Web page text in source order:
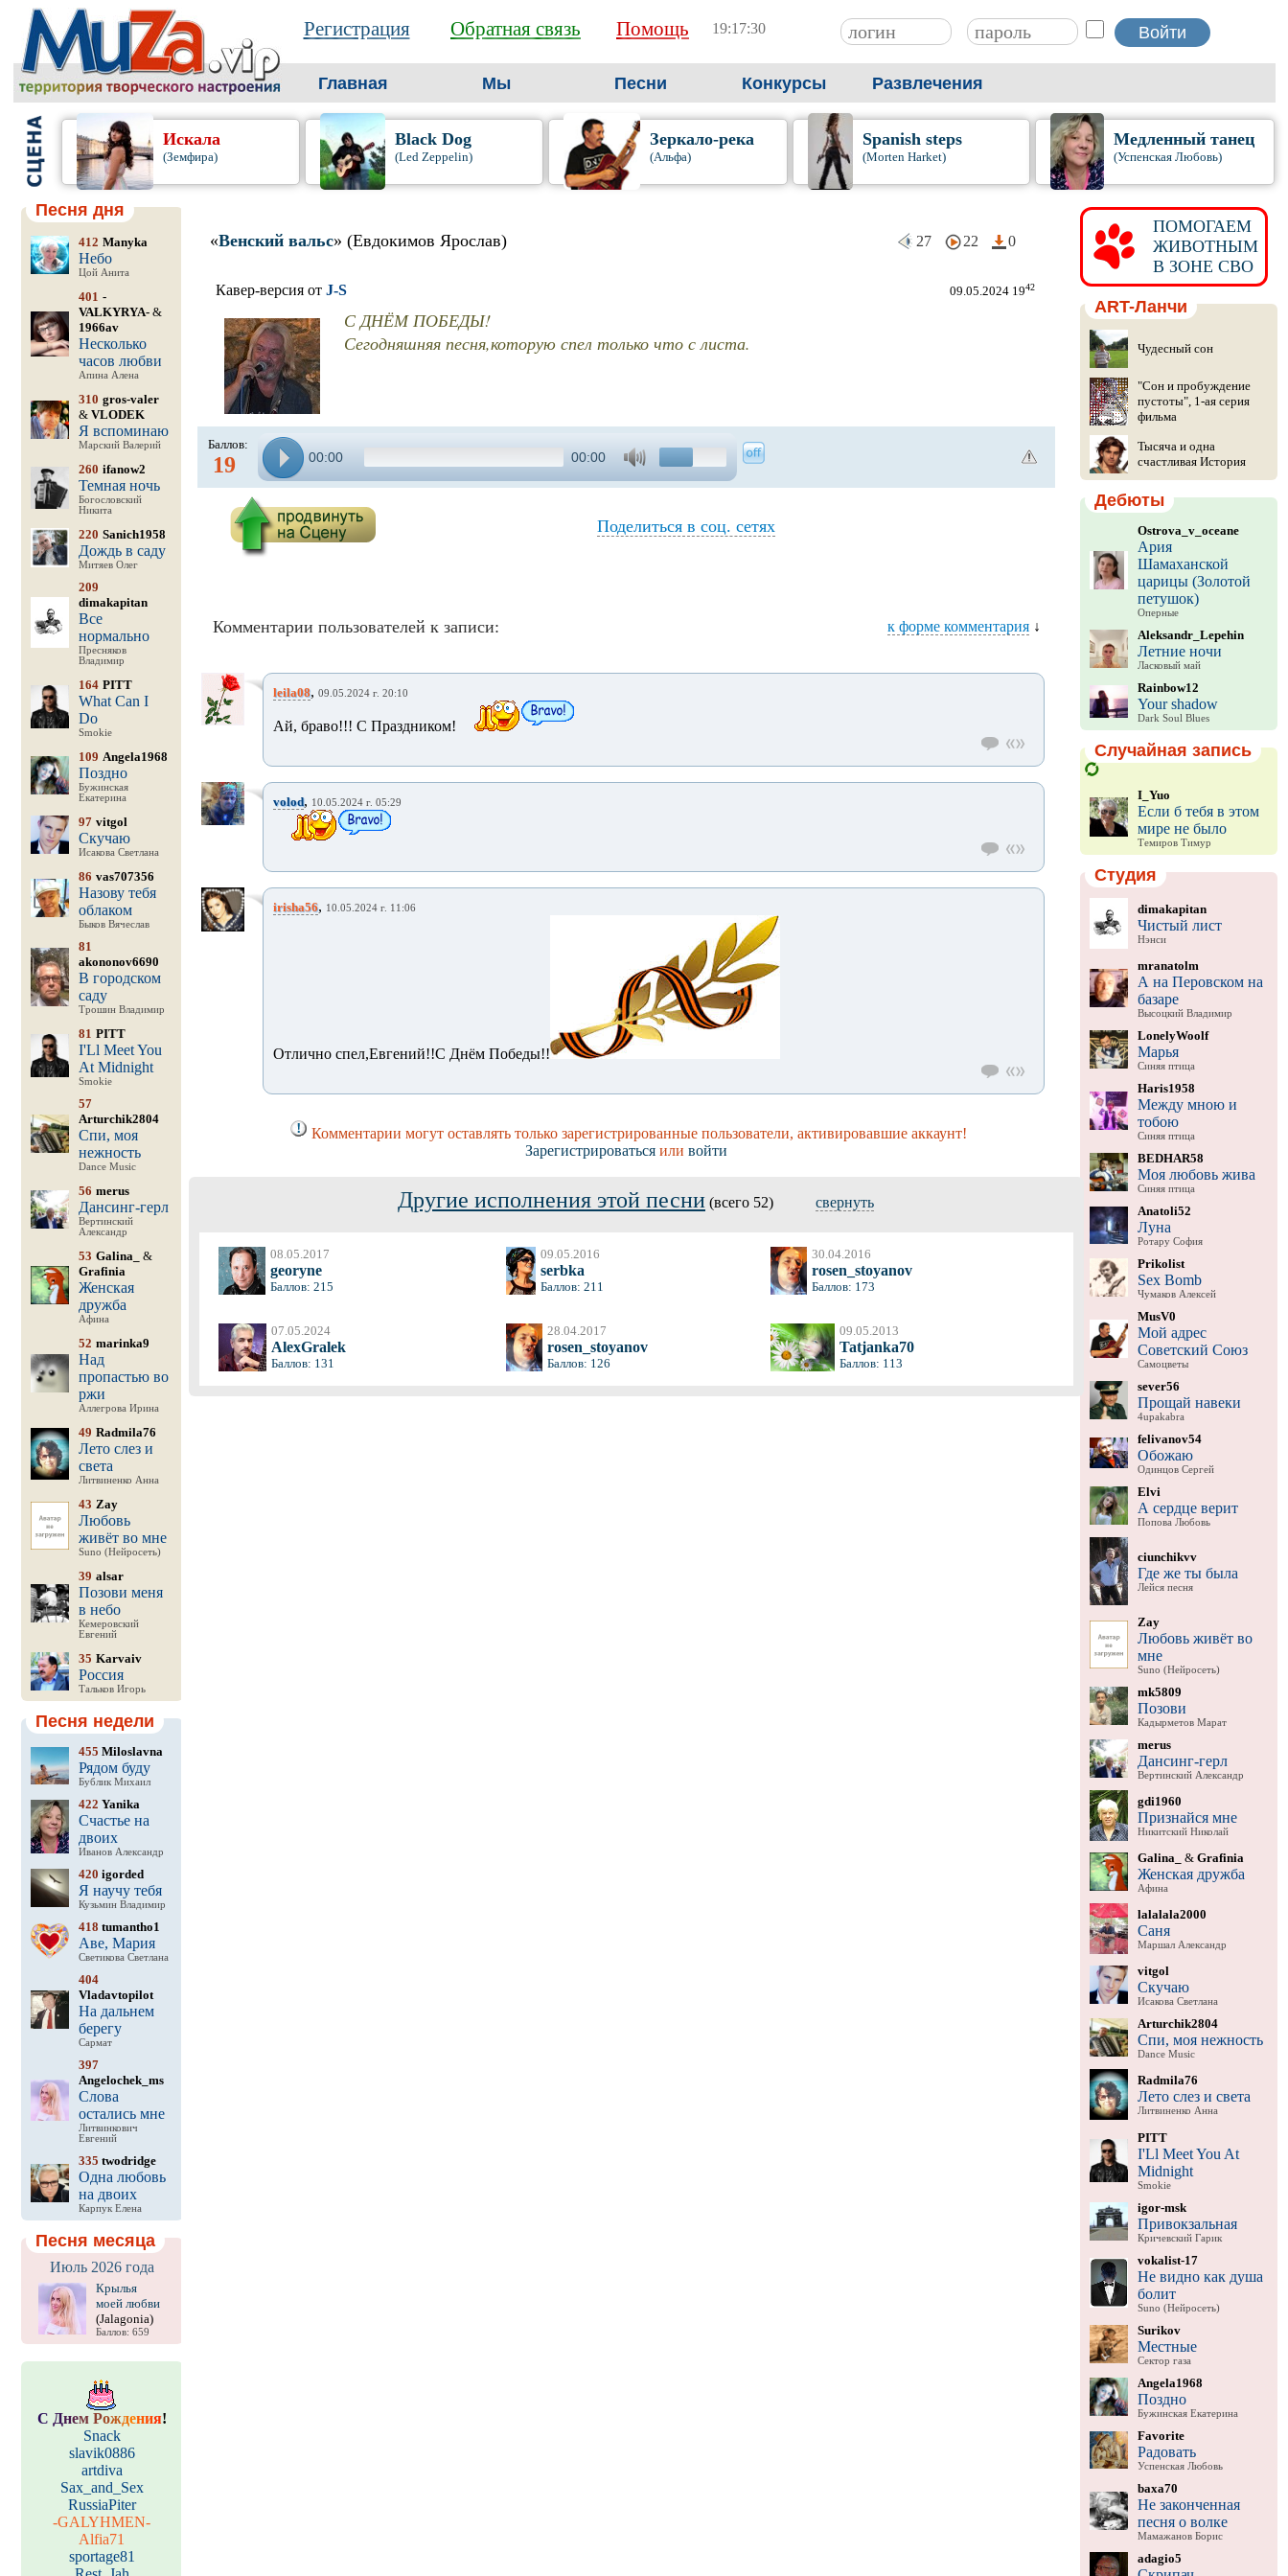
Регистрация Обратная связь Помощь 19:17:30
Главная Мы Песни Конкурсы Развлечения
Искала
(Земфира)
Black Dog
(Led Zeppelin)
Зеркало-река
(Альфа)
Spanish steps
(Morten Harket)
Медленный танец
(Успенская Любовь)
Песня дня
412 Manyka
Небо
Цой Анита
401 -
VALKYRYA-&
1966av
Несколько
часов любви
Апина Алена
310 gros-valer
& VLODEK
Я вспоминаю
Марский Валерий
260 ifanow2
Темная ночь
Богословский
Никита
220 Sanich1958
Дождь в саду
Митяев Олег
209
dimakapitan
Все
нормально
Пресняков
Владимир
164 PITT
What Can I
Do
Smokie
109 Angela1968
Поздно
Бужинская
Екатерина
97 vitgol
Скучаю
Исакова Светлана
86 vas707356
Назову тебя
облаком
Быков Вячеслав
81
akononov6690
В городском
саду
Трошин Владимир
81 PITT
I'Ll Meet You
At Midnight
Smokie
57
Arturchik2804
Спи, моя
нежность
Dance Music
56 merus
Дансинг-герл
Вертинский
Александр
53 Galina_
&
Grafinia
Женская
дружба
Афина
52 marinka9
Над
пропастью во
ржи
Аллегрова Ирина
49 Radmila76
Лето слез и
света
Литвиненко Анна
43 Zay
Любовь
живёт во мне
Suno (Нейросеть)
39 alsar
Позови меня
в небо
Кемеровский
Евгений
35 Karvaiv
Россия
Тальков Игорь
Песня недели
455 Miloslavna
Рядом буду
Бублик Михаил
422 Yanika
Счастье на
двоих
Иванов Александр
420 igorded
Я научу тебя
Кузьмин Владимир
418 tumantho1
Аве, Мария
Светикова Светлана
404
Vladavtopilot
На дальнем
берегу
Сармат
397
Angelochek_ms
Слова
остались мне
Литвинкович
Евгений
335 twodridge
Одна любовь
на двоих
Карпук Елена
Песня месяца
Июль 2026 года
Крылья
моей любви
(Jalagonia)
Баллов: 659
С Днем Рождения!
Snack
slavik0886
artdiva
Sax_and_Sex
RussiaPiter
-GALYHMEN-
Alfia71
sportage81
«Венский вальс» (Евдокимов Ярослав) 27 22 0
Кавер-версия от J-S 09.05.2024 1942
С ДНЁМ ПОБЕДЫ!
Сегодняшняя песня,которую спел только что с листа.
Баллов:
19 00:00 00:00
Поделиться в соц. сетях
Комментарии пользователей к записи: к форме комментария↓
leila08, 09.05.2024 г. 20:10
Ай, браво!!! С Праздником!
volod, 10.05.2024 г. 05:29
irisha56, 10.05.2024 г. 11:06
Отлично спел,Евгений!!С Днём Победы!!
Комментарии могут оставлять только зарегистрированные пользователи, активировавшие аккаунт!
Зарегистрироваться или войти
Другие исполнения этой песни (всего 52) свернуть
08.05.2017
georyne
Баллов: 215
09.05.2016
serbka
Баллов: 211
30.04.2016
rosen_stoyanov
Баллов: 173
07.05.2024
AlexGralek
Баллов: 131
28.04.2017
rosen_stoyanov
Баллов: 126
09.05.2013
Tatjanka70
Баллов: 113
ПОМОГАЕМ
ЖИВОТНЫМ
В ЗОНЕ СВО
ART-Ланчи
Чудесный сон
"Сон и пробуждение
пустоты", 1-ая серия
фильма
Тысяча и одна
счастливая История
Дебюты
Ostrova_v_oceane
Ария
Шамаханской
царицы (Золотой
петушок)
Оперные
Aleksandr_Lepehin
Летние ночи
Ласковый май
Rainbow12
Your shadow
Dark Soul Blues
Случайная запись
I_Yuo
Если б тебя в этом
мире не было
Темиров Тимур
Студия
dimakapitan
Чистый лист
Нэнси
mranatolm
А на Перовском на
базаре
Высоцкий Владимир
LonelyWoolf
Марья
Синяя птица
Haris1958
Между мною и
тобою
Синяя птица
BEDHAR58
Моя любовь жива
Синяя птица
Anatoli52
Луна
Ротару София
Prikolist
Sex Bomb
Чумаков Алексей
MusV0
Мой адрес
Советский Союз
Самоцветы
sever56
Прощай навеки
4upakabra
felivanov54
Обожаю
Одинцов Сергей
Elvi
А сердце верит
Попова Любовь
ciunchikvv
Где же ты была
Лейся песня
Zay
Любовь живёт во
мне
Suno (Нейросеть)
mk5809
Позови
Кадырметов Марат
merus
Дансинг-герл
Вертинский Александр
gdi1960
Признайся мне
Никитский Николай
Galina_ & Grafinia
Женская дружба
Афина
lalalala2000
Саня
Маршал Александр
vitgol
Скучаю
Исакова Светлана
Arturchik2804
Спи, моя нежность
Dance Music
Radmila76
Лето слез и света
Литвиненко Анна
PITT
I'Ll Meet You At
Midnight
Smokie
igor-msk
Привокзальная
Кричевский Гарик
vokalist-17
Не видно как душа
болит
Suno (Нейросеть)
Surikov
Местные
Сектор газа
Angela1968
Поздно
Бужинская Екатерина
Favorite
Радовать
Успенская Любовь
baxa70
Не законченная
песня о волке
Мамажанов Борис
adagio5